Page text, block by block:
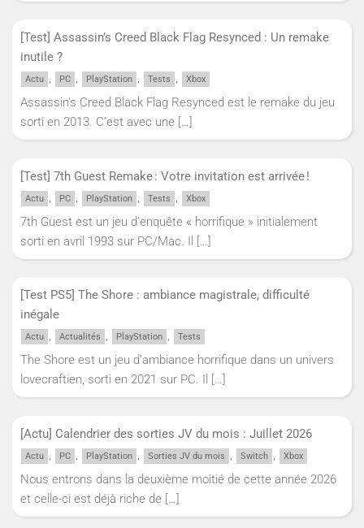
[Test] Assassin’s Creed Black Flag Resynced : Un remake
inutile ?
Actu , PC , PlayStation , Tests , Xbox
Assassin’s Creed Black Flag Resynced est le remake du jeu
sorti en 2013. C’est avec une […]
[Test] 7th Guest Remake : Votre invitation est arrivée !
Actu , PC , PlayStation , Tests , Xbox
7th Guest est un jeu d’enquête « horrifique » initialement
sorti en avril 1993 sur PC/Mac. Il […]
[Test PS5] The Shore : ambiance magistrale, difficulté
inégale
Actu , Actualités , PlayStation , Tests
The Shore est un jeu d’ambiance horrifique dans un univers
lovecraftien, sorti en 2021 sur PC. Il […]
[Actu] Calendrier des sorties JV du mois : Juillet 2026
Actu , PC , PlayStation , Sorties JV du mois , Switch , Xbox
Nous entrons dans la deuxième moitié de cette année 2026
et celle-ci est déjà riche de […]